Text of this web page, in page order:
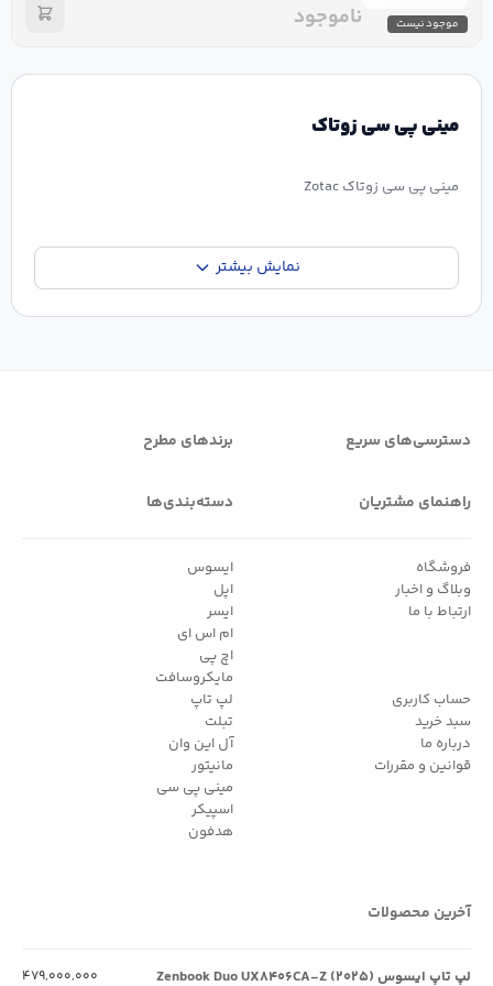
موجود نیست ناموجود
مینی پی سی زوتاک
مینی پی سی زوتاک Zotac
زوتاک ارائه دهنده رایانه های یکپارچه بسیار کوچک (Mini PC) است که با
نام تجاری ZBOXبه کاربران عرضه می گردد، طراحی زیبا،منحصر به فرد و
های منحصر به فرد زوتاک ، بدون صدا، سبک ، طراحی زیبای بدنه ، امکان
مختلف زوتاک جهت مصارف خانگی و اداری است. زوتاک برای بازی های
رایانه ای ، امور گرافیکی حرفه ای و نیمه حرفه ای و... قابل استفاده می
باشد. جهت مشاوره و کاتالوگ های آخرین محصولات با کارشناسان
پردیس استور تماس حاصل فرمایید تا در اسرع وقت زوتاک مناسب شما
را معرفی نمایند.در ادامه انواع مدل های زوتاک و نوع کاربری آن ارائه
گردیده است. زوتاک خود را انتخاب کنید.
فعالیت می کند، به تازگی از کامپیوتر کوچک مخصوص بازی خودش رو
نمایش بیشتر
دسترسی‌های سریع برندهای مطرح
راهنمای مشتریان دسته‌بندی‌ها
فروشگاه
وبلاگ و اخبار
ارتباط با ما
ایسوس
اپل
ایسر
ام اس ای
اچ پی
مایکروسافت
حساب کاربری
سبد خرید
درباره ما
قوانین و مقررات
لپ تاپ
تبلت
آل این وان
مانیتور
مینی پی سی
اسپیکر
هدفون
آخرین محصولات
لپ تاپ ایسوس Zenbook Duo UX۸۴۰۶CA-Z (۲۰۲۵) ۴۷۹,۰۰۰,۰۰۰